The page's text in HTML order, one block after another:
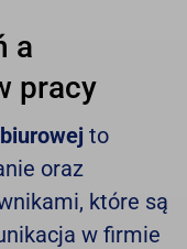
a
pracy
to
oraz
które są
w firmie